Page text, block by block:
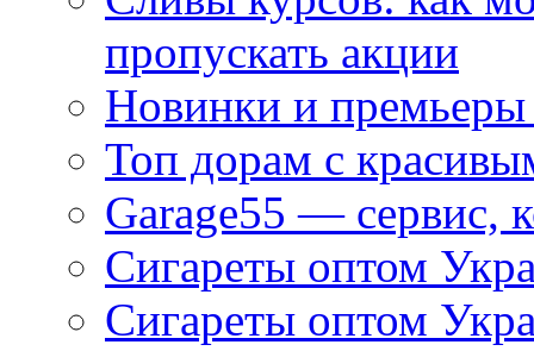
пропускать акции
Новинки и
Топ дорам с
Garage55 — сервис,
Сигареты оптом
Сигареты оптом